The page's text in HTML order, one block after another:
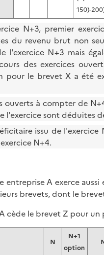
150)-
N+3, premier
du revenu brut non
l'exercice N+3 mais
des exercices
le brevet X a été
ouverts à compter de
l'exercice sont déduites
issu de
N+4.
entreprise A exerce
brevets, dont le
cède le brevet Z pour un
N
N+1
option